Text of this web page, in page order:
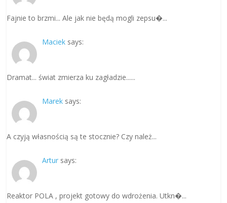
Fajnie to brzmi... Ale jak nie będą mogli zepsu�...
Maciek says:
Dramat... świat zmierza ku zagładzie......
Marek says:
A czyją własnością są te stocznie? Czy należ...
Artur says:
Reaktor POLA , projekt gotowy do wdrożenia. Utkn�...